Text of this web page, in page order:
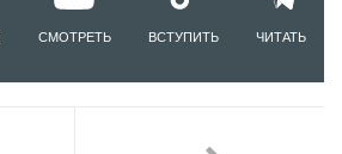
СМОТРЕТЬ ВСТУПИТЬ ЧИТАТЬ